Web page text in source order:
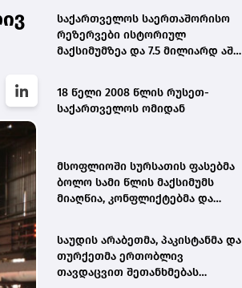
საქართველოს საერთაშორისო
რეზერვები ისტორიულ
მაქსიმუმზეა და 7.5 მილიარდ აშშ
18 წელი 2008 წლის რუსეთ-
საქართველოს ომიდან
მსოფლიოში სურსათის ფასებმა
ბოლო სამი წლის მაქსიმუმს
მიაღწია, კონფლიქტებმა და
„გარდიანი“
საუდის არაბეთმა, პაკისტანმა და
თურქეთმა ერთობლივ
თავდაცვით შეთანხმებას